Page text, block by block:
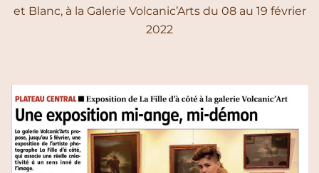
et Blanc, à la Galerie Volcanic’Arts du 08 au 19 février
2022